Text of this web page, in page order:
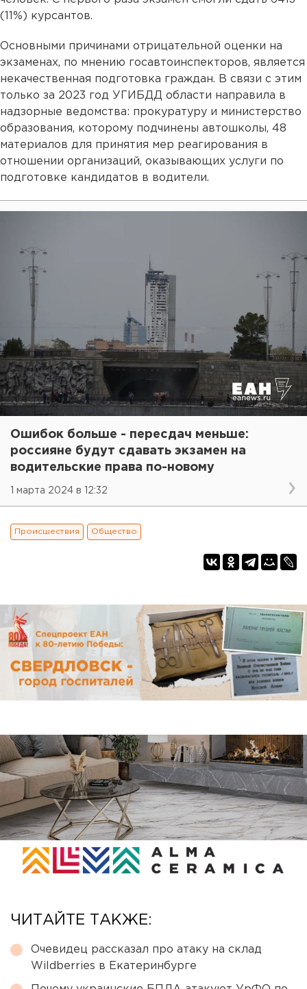
(11%) курсантов.
Основными причинами отрицательной оценки на
экзаменах, по мнению госавтоинспекторов, является
некачественная подготовка граждан. В связи с этим
только за 2023 год УГИБДД области направила в
надзорные ведомства: прокуратуру и министерство
образования, которому подчинены автошколы, 48
материалов для принятия мер реагирования в
отношении организаций, оказывающих услуги по
подготовке кандидатов в водители.
Ошибок больше - пересдач меньше:
россияне будут сдавать экзамен на
водительские права по-новому
1 марта 2024 в 12:32
Происшествия Общество
ЧИТАЙТЕ ТАКЖЕ:
Очевидец рассказал про атаку на склад
Wildberries в Екатеринбурге